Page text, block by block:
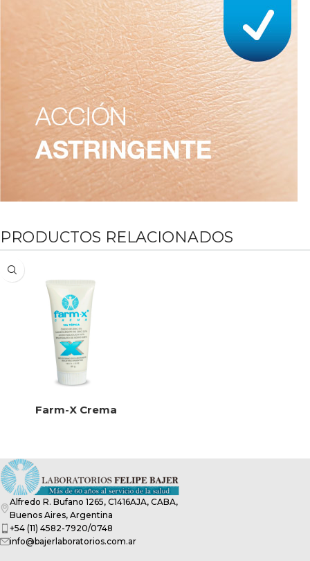
PRODUCTOS RELACIONADOS
Farm-X Crema
Alfredo R. Bufano 1265, C1416AJA, CABA,
Buenos Aires, Argentina
+54 (11) 4582-7920/0748
info@bajerlaboratorios.com.ar